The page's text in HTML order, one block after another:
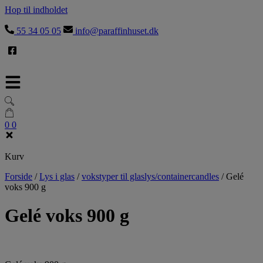
Hop til indholdet
55 34 05 05 info@paraffinhuset.dk
0 0
Kurv
Forside /Lys i glas /vokstyper til glaslys/containercandles /Gelé
voks 900 g
Gelé voks 900 g